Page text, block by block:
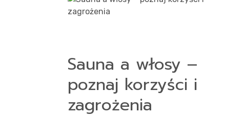
Sauna a włosy –
poznaj korzyści i
zagrożenia